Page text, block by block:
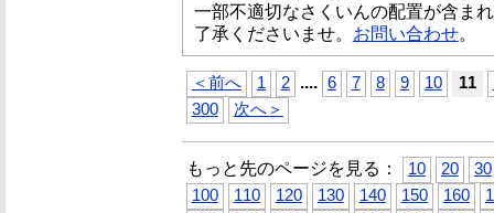
一部不適切なさくいんの配置が含ま
了承くださいませ。 お問い合わせ。
＜前へ 1 2 .... 6 7 8 9 10 11
300
次へ＞
もっと先のページを見る： 10 20
30
100
110 120 130 140 150 160